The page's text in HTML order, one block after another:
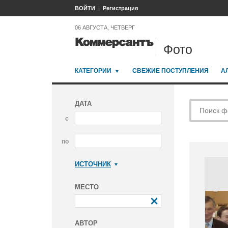
ВОЙТИ Регистрация
06 АВГУСТА, ЧЕТВЕРГ
Фото
КАТЕГОРИИ СВЕЖИЕ ПОСТУПЛЕНИЯ
ДАТА
с
по
ИСТОЧНИК
МЕСТО
АВТОР